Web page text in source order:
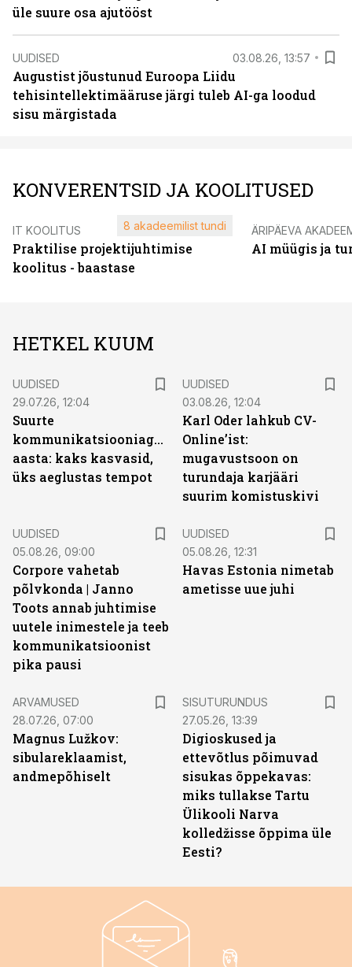
üle suure osa ajutööst
UUDISED 03.08.26, 13:57
Augustist jõustunud Euroopa Liidu
tehisintellektimääruse järgi tuleb AI-ga loodud
sisu märgistada
KONVERENTSID JA KOOLITUSED
IT KOOLITUS
Praktilise projektijuhtimise
koolitus - baastase
8 akadeemilist tundi ÄRIPÄEVA
AI müügis ja
HETKEL KUUM
UUDISED
29.07.26, 12:04
Suurte
kommunikatsiooniagentuuride
aasta: kaks kasvasid,
üks aeglustas tempot
UUDISED
03.08.26, 12:04
Karl Oder lahkub CV-
Online’ist:
mugavustsoon on
turundaja karjääri
suurim komistuskivi
UUDISED
05.08.26, 09:00
Corpore vahetab
põlvkonda | Janno
Toots annab juhtimise
uutele inimestele ja teeb
kommunikatsioonist
pika pausi
UUDISED
05.08.26, 12:31
Havas Estonia nimetab
ametisse uue juhi
ARVAMUSED
28.07.26, 07:00
Magnus Lužkov:
sibulareklaamist,
andmepõhiselt
SISUTURUNDUS
27.05.26, 13:39
Digioskused ja
ettevõtlus põimuvad
sisukas õppekavas:
miks tullakse Tartu
Ülikooli Narva
kolledžisse õppima üle
Eesti?